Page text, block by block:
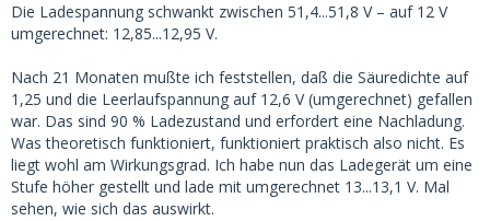
Die Ladespannung schwankt zwischen 51,4...51,8 V – auf 12 V
umgerechnet: 12,85...12,95 V.
Nach 21 Monaten mußte ich feststellen, daß die Säuredichte auf
1,25 und die Leerlaufspannung auf 12,6 V (umgerechnet) gefallen
war. Das sind 90 % Ladezustand und erfordert eine Nachladung.
Was theoretisch funktioniert, funktioniert praktisch also nicht. Es
liegt wohl am Wirkungsgrad. Ich habe nun das Ladegerät um eine
Stufe höher gestellt und lade mit umgerechnet 13...13,1 V. Mal
sehen, wie sich das auswirkt.